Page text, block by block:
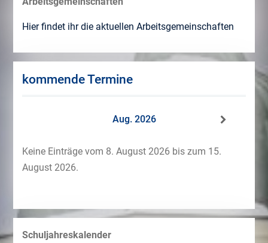
Hier findet ihr die aktuellen Arbeitsgemeinschaften
kommende Termine
Aug. 2026
Keine Einträge vom 8. August 2026 bis zum 15.
August 2026.
Schuljahreskalender